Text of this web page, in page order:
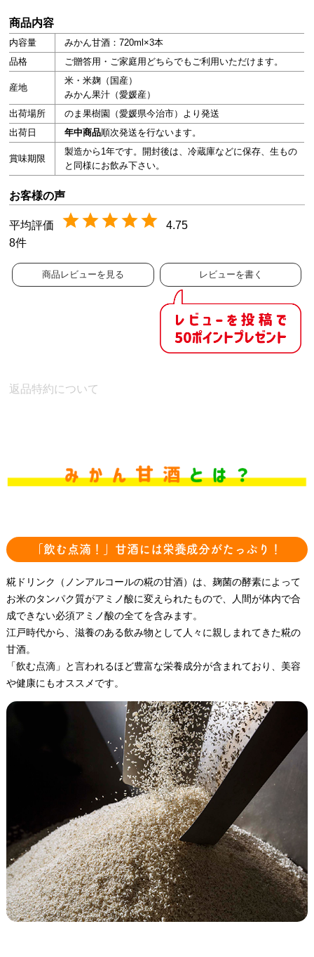
商品内容
内容量
みかん甘酒：720ml×3本
品格
ご贈答用・ご家庭用どちらでもご利用いただけます。
産地
米・米麹（国産）
みかん果汁（愛媛産）
出荷場所
のま果樹園（愛媛県今治市）より発送
出荷日
年中商品順次発送を行ないます。
賞味期限
製造から1年です。開封後は、冷蔵庫などに保存、生もの
と同様にお飲み下さい。
4.75
8
商品レビューを見る レビューを書く
返品特約について
「飲む点滴！」甘酒には栄養成分がたっぷり！
糀ドリンク（ノンアルコールの糀の甘酒）は、麹菌の酵素によって
お米のタンパク質がアミノ酸に変えられたもので、人間が体内で合
成できない必須アミノ酸の全てを含みます。
江戸時代から、滋養のある飲み物として人々に親しまれてきた糀の
甘酒。
「飲む点滴」と言われるほど豊富な栄養成分が含まれており、美容
や健康にもオススメです。